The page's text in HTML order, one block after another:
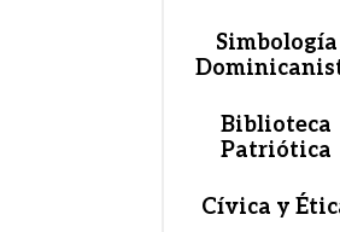
Simbología
Biblioteca
Patriótica
Cívica y